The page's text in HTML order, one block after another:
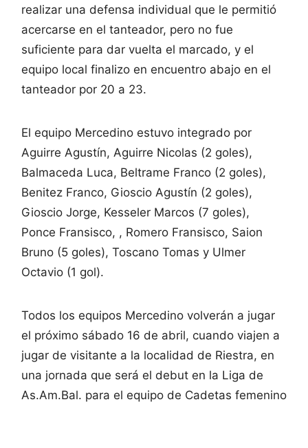
realizar una defensa individual que le permitió
acercarse en el tanteador, pero no fue
suficiente para dar vuelta el marcado, y el
equipo local finalizo en encuentro abajo en el
tanteador por 20 a 23.
El equipo Mercedino estuvo integrado por
Aguirre Agustín, Aguirre Nicolas (2 goles),
Balmaceda Luca, Beltrame Franco (2 goles),
Benitez Franco, Gioscio Agustín (2 goles),
Gioscio Jorge, Kesseler Marcos (7 goles),
Ponce Fransisco, , Romero Fransisco, Saion
Bruno (5 goles), Toscano Tomas y Ulmer
Octavio (1 gol).
Todos los equipos Mercedino volverán a jugar
el próximo sábado 16 de abril, cuando viajen a
jugar de visitante a la localidad de Riestra, en
una jornada que será el debut en la Liga de
As.Am.Bal. para el equipo de Cadetas femenino